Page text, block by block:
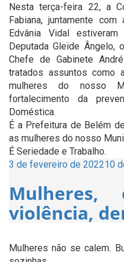
Nesta terça-feira 22, a
Fabiana, juntamente
Edvânia Vidal
Deputada Gleide Ângelo,
Chefe de Gabinete
tratados assuntos como
mulheres do nosso
fortalecimento da
Doméstica.
É a Prefeitura de Belém
as mulheres do nosso
É Seriedade e Trabalho.
Publicado
3 de fevereiro de 202210
violência,
Mulheres não se calem.